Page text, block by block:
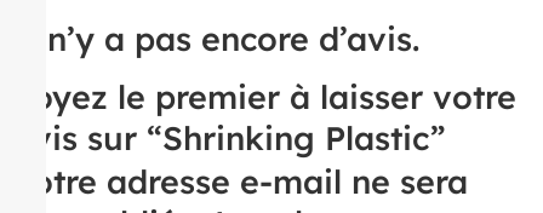
Il n’y a pas encore d’avis.
Soyez le premier à laisser votre
avis sur “Shrinking Plastic”
Votre adresse e-mail ne sera